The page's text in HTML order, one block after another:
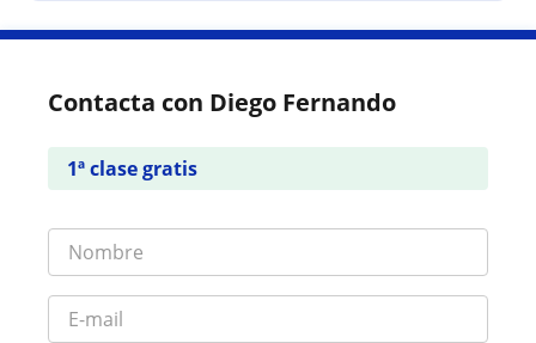
Contacta con Diego Fernando
1ª clase gratis